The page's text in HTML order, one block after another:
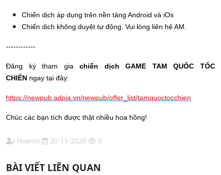
Chiến dịch áp dụng trên nền tảng Android và iOs
Chiến dịch không duyệt tự động. Vui lòng liên hệ AM.
------------
Đăng ký tham giachiến dịch GAME TAM QUỐC TỐC
CHIẾN ngay tại đây:
https://newpub.adpia.vn/newpub/offer_list/tamquoctocchien
Chúc các bạn tích được thật nhiều hoa hồng!
Hoantv 20-11-2020 0
BÀI VIẾT LIÊN QUAN